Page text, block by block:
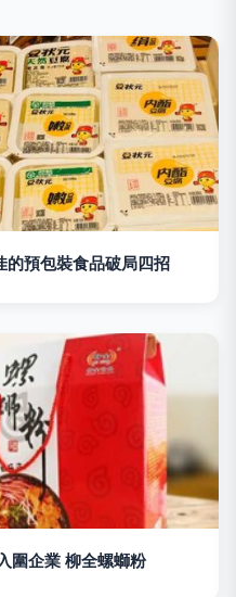
的預包裝食品破局四招
圍企業 柳全螺螄粉